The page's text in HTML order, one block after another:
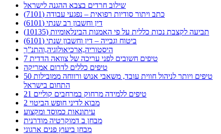
שילוב חרדים בצבא ההגנה לישראל
כתב ויתור סודיות רפואית – נפגעי עבודה (7101)
דין וחשבון רב שנתי (6101)
תביעה לקצבת נכות כללית על פי האמנות הבינלאומיות (10135)
ביטוח וגבייה – דין וחשבון שנתי (6101)
היסטוריה,ארכיאולוגיה,והתנ”ך
7 טיפים חשובים לפני עריכה של צוואה הדדית
טיפים כללים לדרום אמריקה
50 טיפים ויותר לניהול חווית עובד, משאבי אנוש ורווחה ממובילות
התחום בישראל
21 טיפים ללמידה מרחוק במרחבים קוליים
מבוא לדיני חופש הביטוי 2
עיתונאות כמוסד ומקצוע
מבחן ב דמוקרטיה מודרנית
מבחן ביעוץ פנים ארגוני